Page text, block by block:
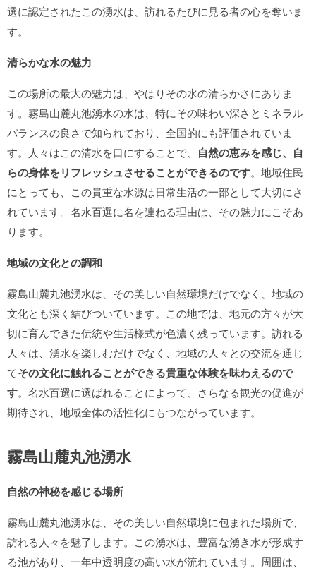
選に認定されたこの湧水は、訪れるたびに見る者の心を奪いま
す。
清らかな水の魅力
この場所の最大の魅力は、やはりその水の清らかさにありま
す。霧島山麓丸池湧水の水は、特にその味わい深さとミネラル
バランスの良さで知られており、全国的にも評価されていま
す。人々はこの清水を口にすることで、 自然の恵みを感じ、自
らの身体をリフレッシュさせることができるのです。地域住民
にとっても、この貴重な水源は日常生活の一部として大切にさ
れています。名水百選に名を連ねる理由は、その魅力にこそあ
ります。
地域の文化との調和
霧島山麓丸池湧水は、その美しい自然環境だけでなく、地域の
文化とも深く結びついています。この地では、地元の方々が大
切に育んできた伝統や生活様式が色濃く残っています。訪れる
人々は、湧水を楽しむだけでなく、地域の人々との交流を通じ
てその文化に触れることができる貴重な体験を味わえるので
す。名水百選に選ばれることによって、さらなる観光の促進が
期待され、地域全体の活性化にもつながっています。
霧島山麓丸池湧水
自然の神秘を感じる場所
霧島山麓丸池湧水は、その美しい自然環境に包まれた場所で、
訪れる人々を魅了します。この湧水は、豊富な湧き水が形成す
る池があり、一年中透明度の高い水が流れています。周囲は、